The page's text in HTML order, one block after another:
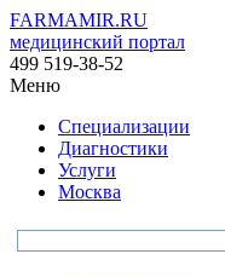
FARMAMIR.RU
медицинский портал
499 519-38-52
Меню
Специализации
Диагностики
Услуги
Москва